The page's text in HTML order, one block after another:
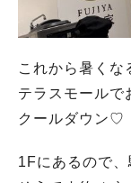
これから暑くな
テラスモールで
クールダウン♡
1Fにあるので